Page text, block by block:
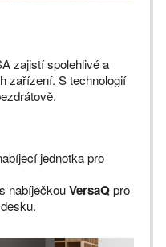
zajistí spolehlivé a
zařízení. S technologií
jednotka pro
nabíječkouVersaQpro